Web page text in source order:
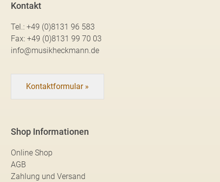
Kontakt
Tel.:+49 (0)8131 96 583
Fax:+49 (0)8131 99 70 03
info@musikheckmann.de
Kontaktformular »
Shop Informationen
Online Shop
AGB
Zahlung und Versand